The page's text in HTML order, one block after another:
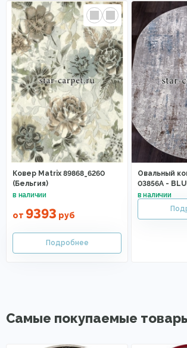
Ковер Matrix 89868_6260
(Бельгия)
от 9393 руб
Овальный
03856A -
Самые покупаемые